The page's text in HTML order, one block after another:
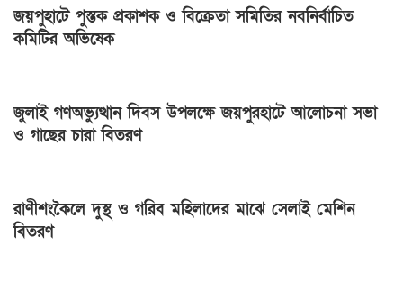
জয়পুহাটে পুস্তক প্রকাশক ও বিক্রেতা সমিতির নবনির্বাচিত
কমিটির অভিষেক
জুলাই গণঅভ্যুত্থান দিবস উপলক্ষে জয়পুরহাটে আলোচনা সভা
ও গাছের চারা বিতরণ
রাণীশংকৈলে দুস্থ ও গরিব মহিলাদের মাঝে সেলাই মেশিন
বিতরণ